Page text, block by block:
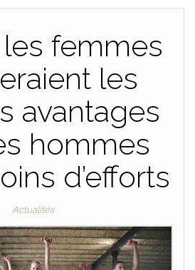
femmes
les
avantages
hommes
d’efforts
Actualités